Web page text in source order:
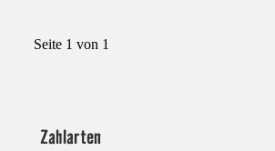
Seite 1 von 1
Zahlarten